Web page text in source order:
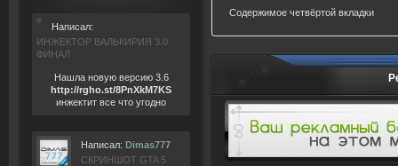
Написал:
ИНЖЕКТОР ВАЛЬКИРИЯ 3.0
ФИНАЛ
Нашла новую версию 3.6
http://rgho.st/8PnXkM7KS
инжектит все что угодно
Написал: Dimas777
СКРИНШОТ GTA 5
Содержимое четвёртой вкладки